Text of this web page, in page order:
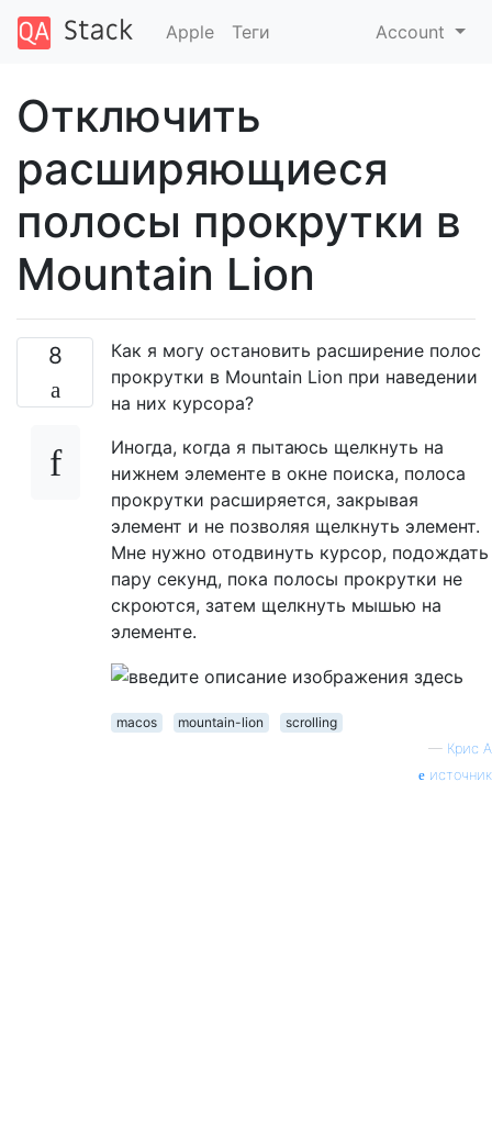
Apple Теги Account
Отключить
расширяющиеся
полосы прокрутки в
Mountain Lion
8
Как я могу остановить расширение полос
прокрутки в Mountain Lion при наведении
на них курсора?
Иногда, когда я пытаюсь щелкнуть на
нижнем элементе в окне поиска, полоса
прокрутки расширяется, закрывая
элемент и не позволяя щелкнуть элемент.
Мне нужно отодвинуть курсор, подождать
пару секунд, пока полосы прокрутки не
скроются, затем щелкнуть мышью на
элементе.
macos mountain-lion
scrolling
— Крис А
источник